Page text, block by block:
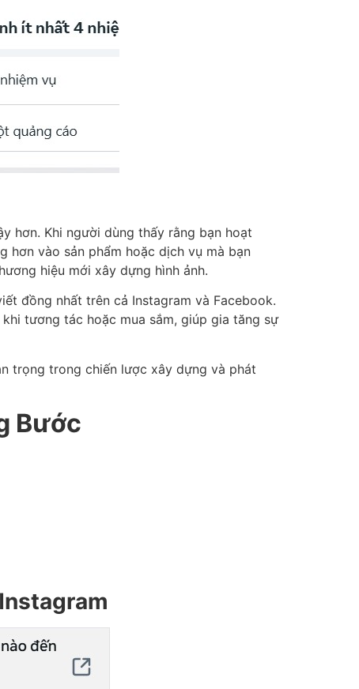
hơn. Khi người dùng thấy rằng bạn hoạt
vào sản phẩm hoặc dịch vụ mà bạn
hiệu mới xây dựng hình ảnh.
đồng nhất trên cả Instagram và Facebook.
tương tác hoặc mua sắm, giúp gia tăng sự
trọng trong chiến lược xây dựng và phát
Bước